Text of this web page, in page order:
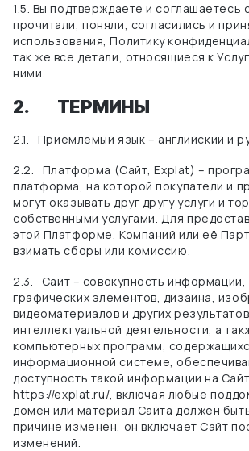
1.5. Вы подтверждаете и соглашаетесь
прочитали, поняли, согласились и
использования, Политику
так же все детали, относящиеся к
ними.
2. ТЕРМИНЫ
2.1. Приемлемый язык – английский и
2.2.
Платформа (Сайт, Explat) –
платформа, на которой покупатели и
могут оказывать друг другу услуги и
собственными услугами. Для
этой Платформе, Компаний или её
взимать сборы или комиссию.
2.3.
Сайт – совокупность информации,
графических элементов, дизайна,
видеоматериалов и других результатов
интеллектуальной деятельности, а
компьютерных программ,
информационной системе,
доступность такой информации на
https://explat.ru/, включая любые
домен или материал Сайта должен
причине изменен, он включает Сайт
изменений.